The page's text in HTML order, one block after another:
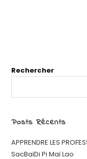
Rechercher
Posts Récents
APPRENDRE LES
SacBaïDi Pi Maï Lao